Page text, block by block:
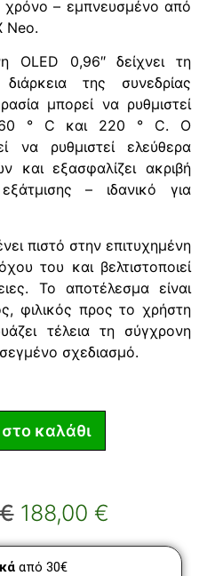
χρόνο – εμπνευσμένο από
Neo.
OLED 0,96″ δείχνει τη
της συνεδρίας
μπορεί να ρυθμιστεί
160 ° C και 220 ° C. Ο
να ρυθμιστεί ελεύθερα
και εξασφαλίζει ακριβή
– ιδανικό για
πιστό στην επιτυχημένη
του και βελτιστοποιεί
Το αποτέλεσμα είναι
φιλικός προς το χρήστη
τέλεια τη σύγχρονη
σχεδιασμό.
καλάθι
188,00 €
από 30€